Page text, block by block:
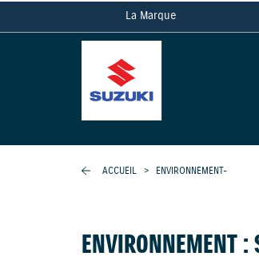
La Marque
ACCUEIL > ENVIRONNEMENT-
ENVIRONNEMENT :